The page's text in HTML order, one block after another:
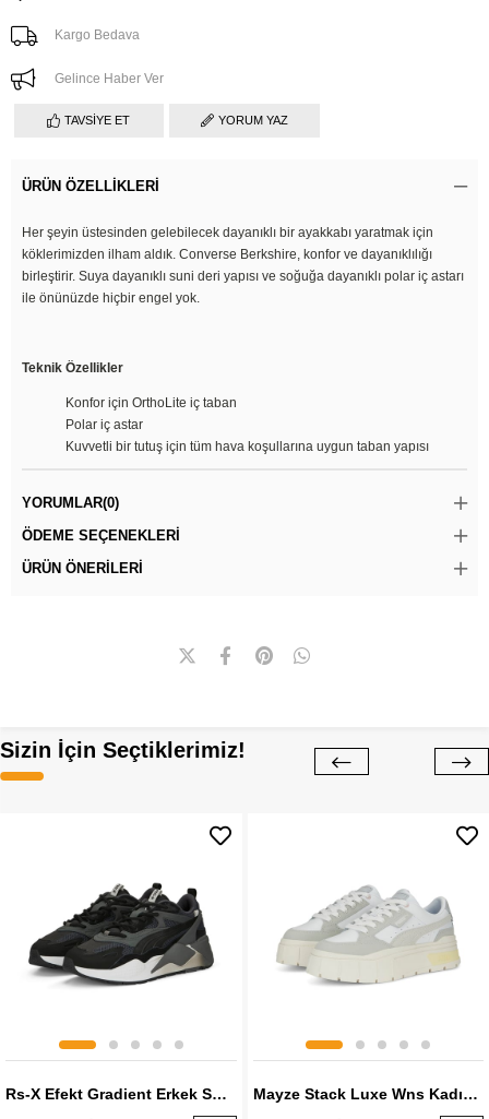
Kargo Bedava
Gelince Haber Ver
TAVSIYE ET YORUM YAZ
ÜRÜN ÖZELLIKLERI
Her şeyin üstesinden gelebilecek dayanıklı bir ayakkabı yaratmak için
köklerimizden ilham aldık. Converse Berkshire, konfor ve dayanıklılığı
birleştirir. Suya dayanıklı suni deri yapısı ve soğuğa dayanıklı polar iç astarı
ile önünüzde hiçbir engel yok.
Teknik Özellikler
Konfor için OrthoLite iç taban
Polar iç astar
Kuvvetli bir tutuş için tüm hava koşullarına uygun taban yapısı
YORUMLAR(0)
ÖDEME SEÇENEKLERI
ÜRÜN ÖNERILERI
Sizin İçin Seçtiklerimiz!
Rs-X Efekt Gradient Erkek Sneaker Mayze Stack Luxe Wns Kadın Sneaker